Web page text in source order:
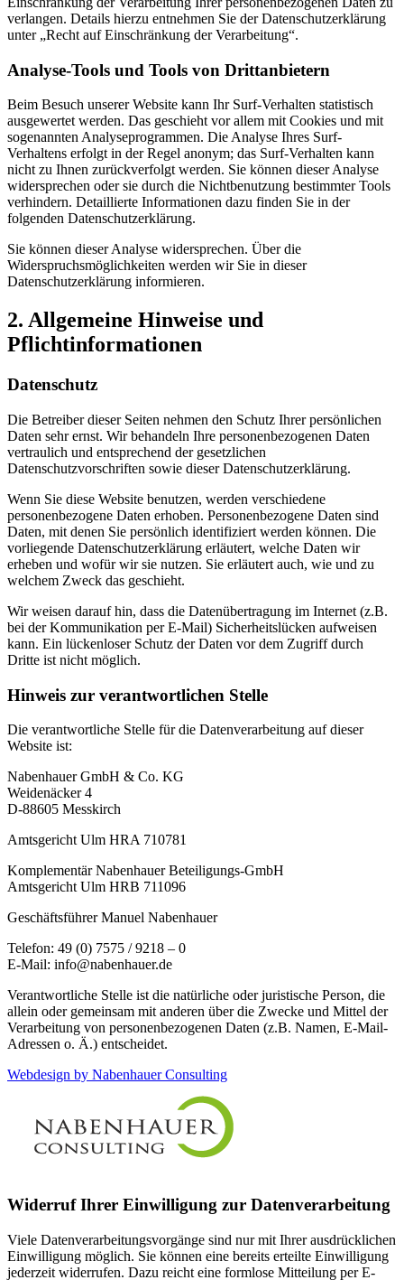
verlangen. Details hierzu entnehmen Sie der Datenschutzerklärung
unter „Recht auf Einschränkung der Verarbeitung“.
Analyse-Tools und Tools von Drittanbietern
Beim Besuch unserer Website kann Ihr Surf-Verhalten statistisch
ausgewertet werden. Das geschieht vor allem mit Cookies und mit
sogenannten Analyseprogrammen. Die Analyse Ihres Surf-
Verhaltens erfolgt in der Regel anonym; das Surf-Verhalten kann
nicht zu Ihnen zurückverfolgt werden. Sie können dieser Analyse
widersprechen oder sie durch die Nichtbenutzung bestimmter Tools
verhindern. Detaillierte Informationen dazu finden Sie in der
folgenden Datenschutzerklärung.
Sie können dieser Analyse widersprechen. Über die
Widerspruchsmöglichkeiten werden wir Sie in dieser
Datenschutzerklärung informieren.
2. Allgemeine Hinweise und
Pflichtinformationen
Datenschutz
Die Betreiber dieser Seiten nehmen den Schutz Ihrer persönlichen
Daten sehr ernst. Wir behandeln Ihre personenbezogenen Daten
vertraulich und entsprechend der gesetzlichen
Datenschutzvorschriften sowie dieser Datenschutzerklärung.
Wenn Sie diese Website benutzen, werden verschiedene
personenbezogene Daten erhoben. Personenbezogene Daten sind
Daten, mit denen Sie persönlich identifiziert werden können. Die
vorliegende Datenschutzerklärung erläutert, welche Daten wir
erheben und wofür wir sie nutzen. Sie erläutert auch, wie und zu
welchem Zweck das geschieht.
Wir weisen darauf hin, dass die Datenübertragung im Internet (z.B.
bei der Kommunikation per E-Mail) Sicherheitslücken aufweisen
kann. Ein lückenloser Schutz der Daten vor dem Zugriff durch
Dritte ist nicht möglich.
Hinweis zur verantwortlichen Stelle
Die verantwortliche Stelle für die Datenverarbeitung auf dieser
Website ist:
Nabenhauer GmbH & Co. KG
Weidenäcker 4
D-88605 Messkirch
Amtsgericht Ulm HRA 710781
Komplementär Nabenhauer Beteiligungs-GmbH
Amtsgericht Ulm HRB 711096
Geschäftsführer Manuel Nabenhauer
Telefon: 49 (0) 7575 / 9218 – 0
E-Mail: info@nabenhauer.de
Verantwortliche Stelle ist die natürliche oder juristische Person, die
allein oder gemeinsam mit anderen über die Zwecke und Mittel der
Verarbeitung von personenbezogenen Daten (z.B. Namen, E-Mail-
Adressen o. Ä.) entscheidet.
Webdesign by Nabenhauer Consulting
Widerruf Ihrer Einwilligung zur Datenverarbeitung
Viele Datenverarbeitungsvorgänge sind nur mit Ihrer ausdrücklichen
Einwilligung möglich. Sie können eine bereits erteilte Einwilligung
jederzeit widerrufen. Dazu reicht eine formlose Mitteilung per E-